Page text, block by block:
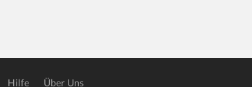
Hilfe Über Uns